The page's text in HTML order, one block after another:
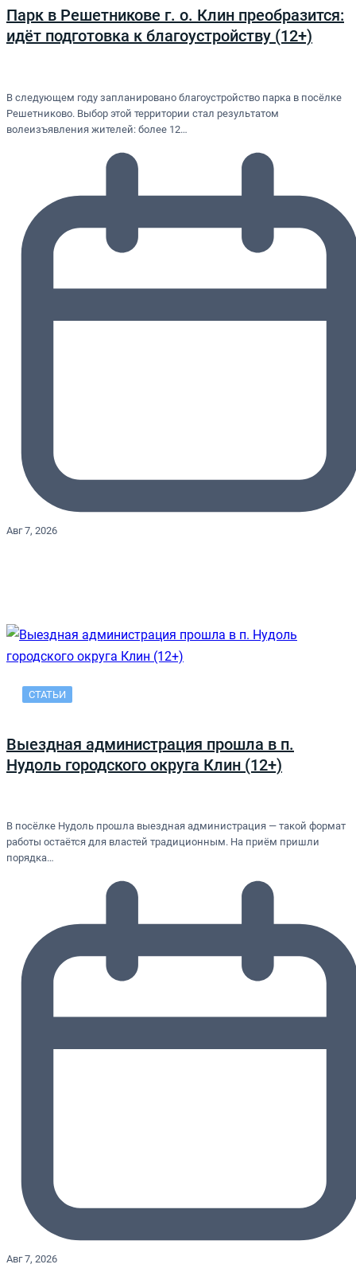
Парк в Решетникове г. о. Клин преобразится:
идёт подготовка к благоустройству (12+)
В следующем году запланировано благоустройство парка в посёлке
Решетниково. Выбор этой территории стал результатом
волеизъявления жителей: более 12…
Авг 7, 2026
СТАТЬИ
Выездная администрация прошла в п.
Нудоль городского округа Клин (12+)
В посёлке Нудоль прошла выездная администрация — такой формат
работы остаётся для властей традиционным. На приём пришли
порядка…
Авг 7, 2026